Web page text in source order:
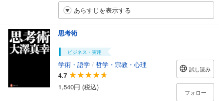
あらすじを表示する
思考術
ビジネス・実用
学術・語学 / 哲学・宗教・心理
4.7
1,540円 (税込)
試し読み
フォロー